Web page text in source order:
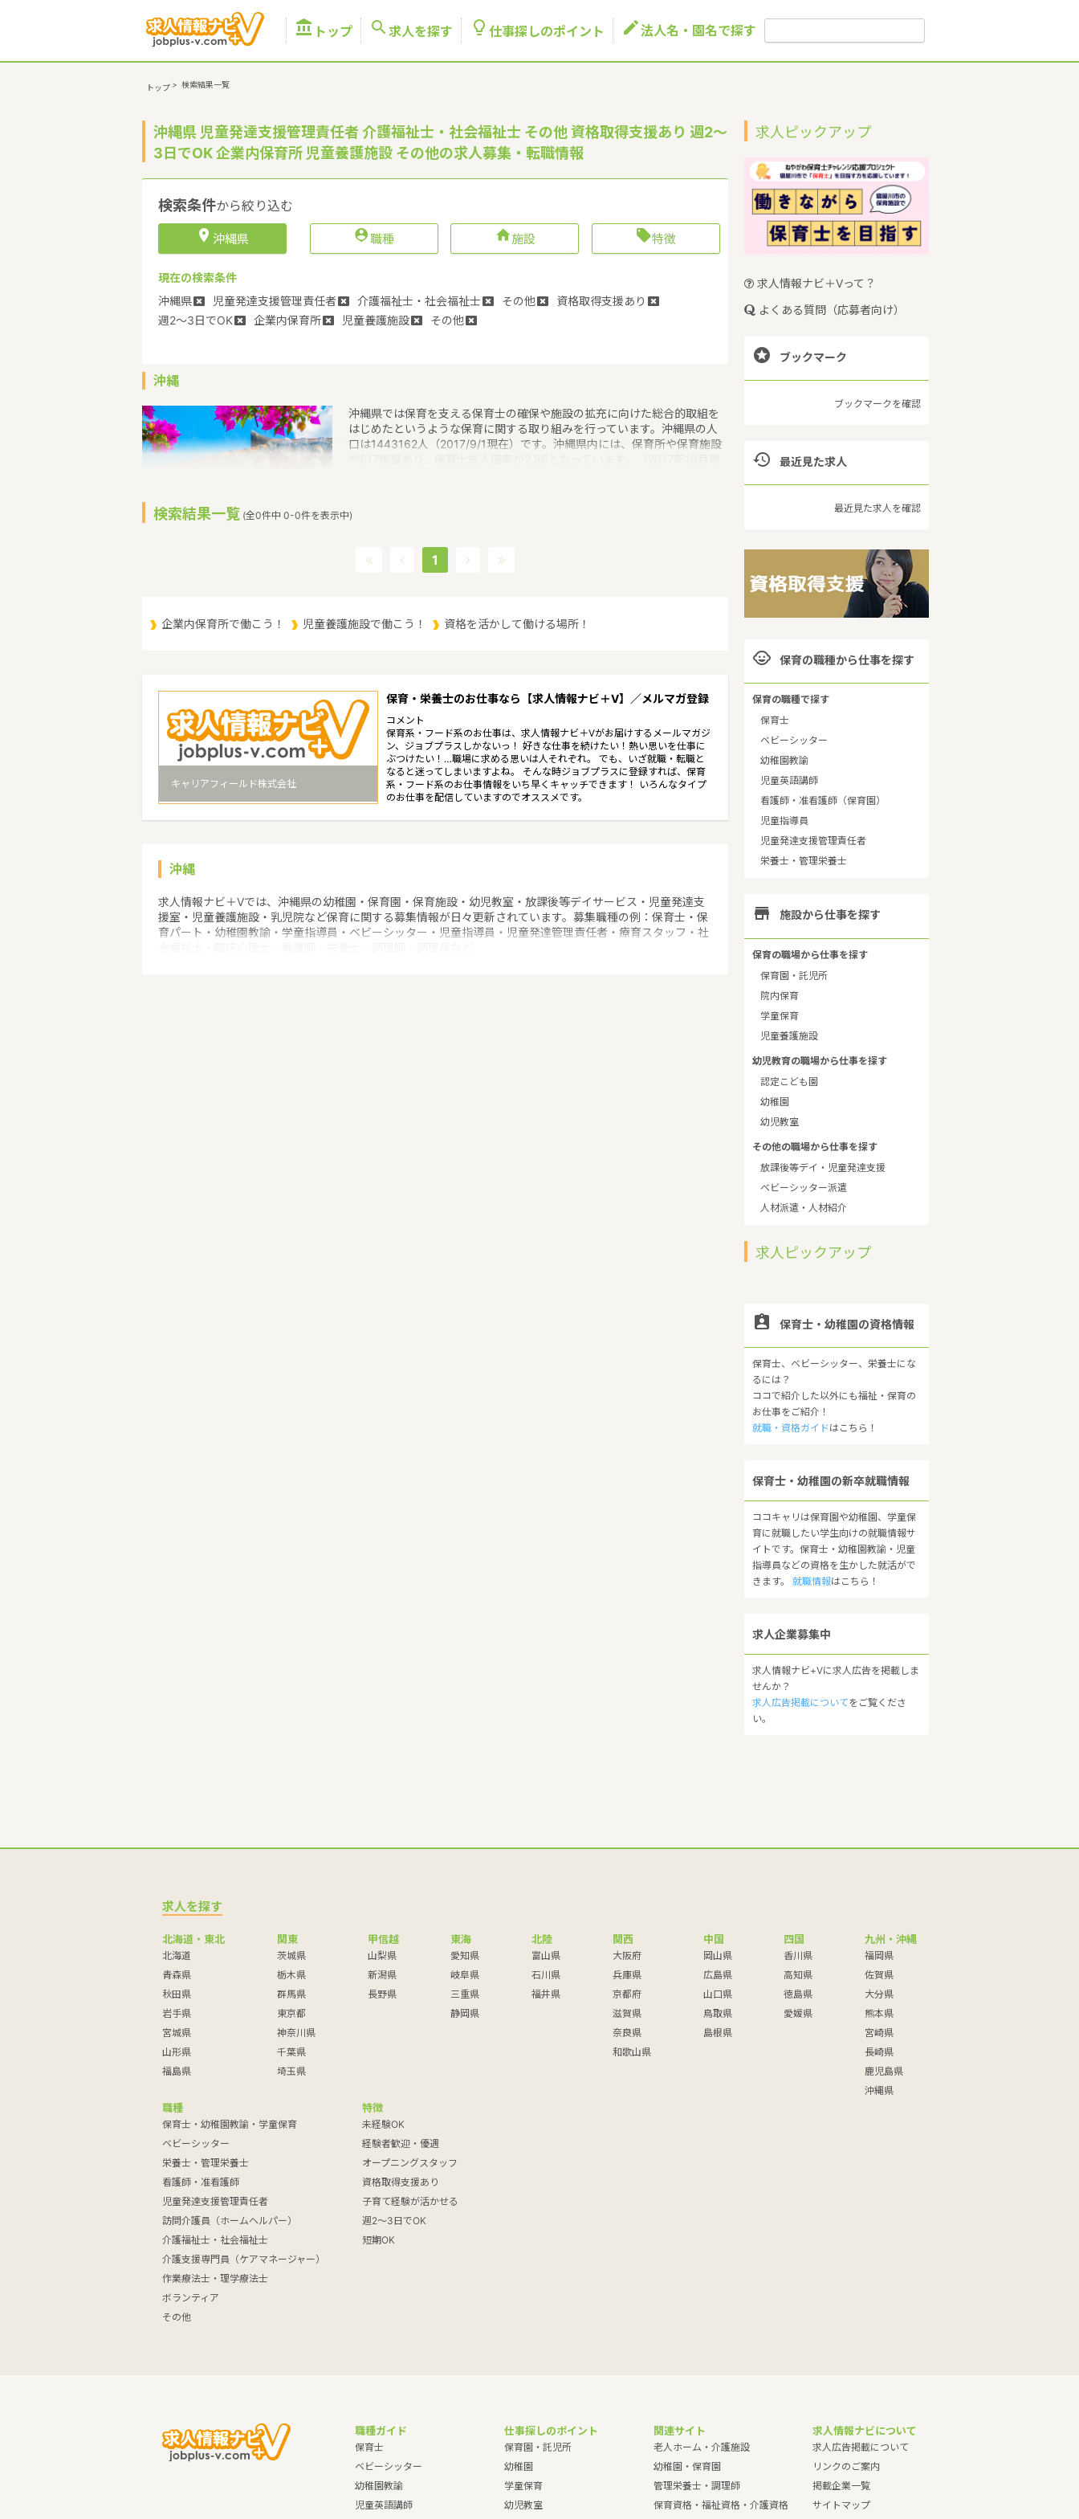
 トップ  求人を探す  仕事探しのポイント 法人名・園名で探す
トップ > 検索結果一覧
沖縄県 児童発達支援管理責任者 介護福祉士・社会福祉士 その他 資格取得支援あり 週2～
3日でOK 企業内保育所 児童養護施設 その他の求人募集・転職情報
検索条件から絞り込む
 沖縄県 職種 施設 特徴
現在の検索条件
沖縄県
児童発達支援管理責任者 介護福祉士・社会福祉士 その他
資格取得支援あり
週2～3日でOK
企業内保育所 児童養護施設 その他
沖縄
沖縄県では保育を支える保育士の確保や施設の拡充に向けた総合的取組を
はじめたというような保育に関する取り組みを行っています。沖縄県の人
口は1443162人（2017/9/1現在）です。沖縄県内には、保育所や保育施設
東西に約1000キロ、南北に約400キロと実際の面積以上に広大。沖縄の自
うな特徴があるエリアです。
検索結果一覧 (全0件中 0-0件を表示中)
1
企業内保育所で働こう！ 児童養護施設で働こう！ 資格を活かして働ける場所！
キャリアフィールド株式会社
保育・栄養士のお仕事なら【求人情報ナビ＋V】／メルマガ登録
コメント
保育系・フード系のお仕事は、求人情報ナビ＋Vがお届けするメールマガジ
ン、ジョブプラスしかないっ！ 好きな仕事を続けたい！熱い思いを仕事に
ぶつけたい！…職場に求める思いは人それぞれ。 でも、いざ就職・転職と
なると迷ってしまいますよね。 そんな時ジョブプラスに登録すれば、保育
系・フード系のお仕事情報をいち早くキャッチできます！ いろんなタイプ
のお仕事を配信していますのでオススメです。
沖縄
求人情報ナビ＋Vでは、沖縄県の幼稚園・保育園・保育施設・幼児教室・放課後等デイサービス・児童発達支
援室・児童養護施設・乳児院など保育に関する募集情報が日々更新されています。募集職種の例：保育士・保
育パート・幼稚園教諭・学童指導員・ベビーシッター・児童指導員・児童発達管理責任者・療育スタッフ・社
求人ピックアップ
求人情報ナビ＋Vって？
よくある質問（応募者向け）
 ブックマーク
ブックマークを確認
 最近見た求人
最近見た求人を確認
 保育の職種から仕事を探す
保育の職種で探す
保育士
ベビーシッター
幼稚園教諭
児童英語講師
看護師・准看護師（保育園）
児童指導員
児童発達支援管理責任者
栄養士・管理栄養士
 施設から仕事を探す
保育の職場から仕事を探す
保育園・託児所
院内保育
学童保育
児童養護施設
幼児教育の職場から仕事を探す
認定こども園
幼稚園
幼児教室
その他の職場から仕事を探す
放課後等デイ・児童発達支援
ベビーシッター派遣
人材派遣・人材紹介
求人ピックアップ
 保育士・幼稚園の資格情報
保育士、ベビーシッター、栄養士にな
るには？
ココで紹介した以外にも福祉・保育の
お仕事をご紹介！
就職・資格ガイドはこちら！
保育士・幼稚園の新卒就職情報
ココキャリは保育園や幼稚園、学童保
育に就職したい学生向けの就職情報サ
イトです。保育士・幼稚園教諭・児童
指導員などの資格を生かした就活がで
きます。 就職情報はこちら！
求人企業募集中
求人情報ナビ+Vに求人広告を掲載しま
せんか？
求人広告掲載についてをご覧くださ
い。
求人を探す
北海道・東北
北海道
青森県
秋田県
岩手県
宮城県
山形県
福島県
関東
茨城県
栃木県
群馬県
東京都
神奈川県
千葉県
埼玉県
甲信越
山梨県
新潟県
長野県
東海
愛知県
岐阜県
三重県
静岡県
北陸
富山県
石川県
福井県
関西
大阪府
兵庫県
京都府
滋賀県
奈良県
和歌山県
中国
岡山県
広島県
山口県
鳥取県
島根県
四国
香川県
高知県
徳島県
愛媛県
九州・沖縄
福岡県
佐賀県
大分県
熊本県
宮崎県
長崎県
鹿児島県
沖縄県
職種
保育士・幼稚園教諭・学童保育
ベビーシッター
栄養士・管理栄養士
看護師・准看護師
児童発達支援管理責任者
訪問介護員（ホームヘルパー）
介護福祉士・社会福祉士
介護支援専門員（ケアマネージャー）
作業療法士・理学療法士
ボランティア
その他
特徴
未経験OK
経験者歓迎・優遇
オープニングスタッフ
資格取得支援あり
子育て経験が活かせる
週2～3日でOK
短期OK
職種ガイド
保育士
ベビーシッター
幼稚園教諭
児童英語講師
仕事探しのポイント
保育園・託児所
幼稚園
学童保育
幼児教室
関連サイト
老人ホーム・介護施設
幼稚園・保育園
管理栄養士・調理師
保育資格・福祉資格・介護資格
求人情報ナビについて
求人広告掲載について
リンクのご案内
掲載企業一覧
サイトマップ